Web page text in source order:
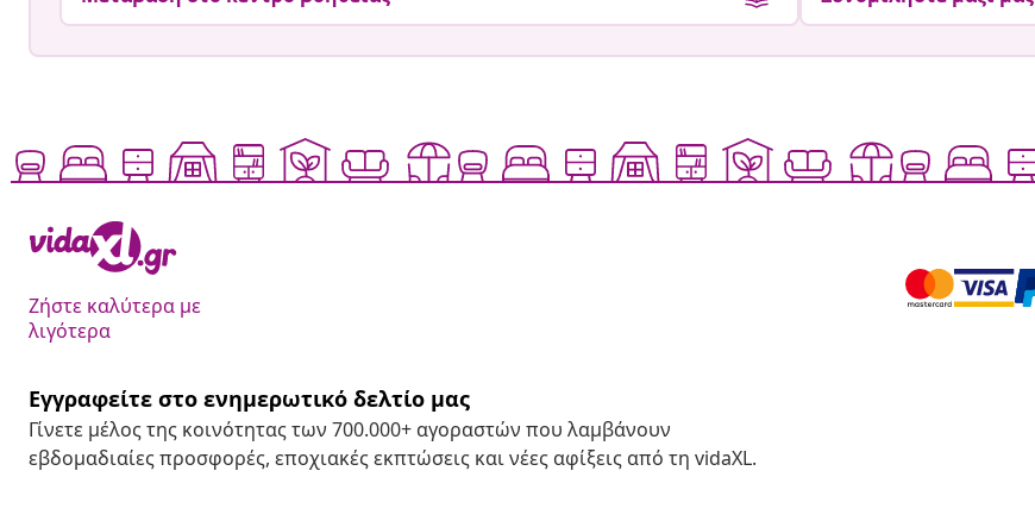
Ζήστε καλύτερα με
λιγότερα
Εγγραφείτε στο ενημερωτικό δελτίο μας
Γίνετε μέλος της κοινότητας των 700.000+ αγοραστών που λαμβάνουν
εβδομαδιαίες προσφορές, εποχιακές εκπτώσεις και νέες αφίξεις από τη vidaXL.